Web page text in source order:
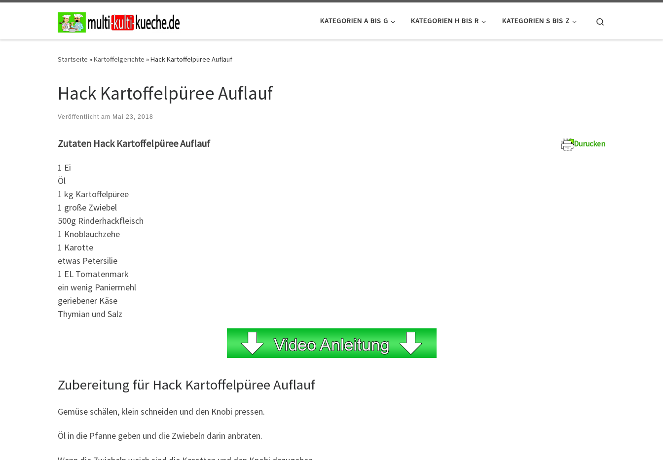
Zum Inhalt springen
KATEGORIEN A BIS G KATEGORIEN H BIS R KATEGORIEN S BIS Z
Startseite »Kartoffelgerichte »Hack Kartoffelpüree Auflauf
Hack Kartoffelpüree Auflauf
Veröffentlicht am Mai 23, 2018
Durucken
Zutaten Hack Kartoffelpüree Auflauf
1 Ei
Öl
1 kg Kartoffelpüree
1 große Zwiebel
500g Rinderhackfleisch
1 Knoblauchzehe
1 Karotte
etwas Petersilie
1 EL Tomatenmark
ein wenig Paniermehl
geriebener Käse
Thymian und Salz
Zubereitung für Hack Kartoffelpüree Auflauf
Gemüse schälen, klein schneiden und den Knobi pressen.
Öl in die Pfanne geben und die Zwiebeln darin anbraten.